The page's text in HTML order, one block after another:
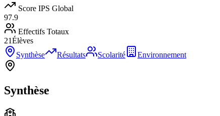
Score IPS Global
97.9
Effectifs Totaux
21Élèves
Synthèse
Résultats Scolarité Environnement
Synthèse